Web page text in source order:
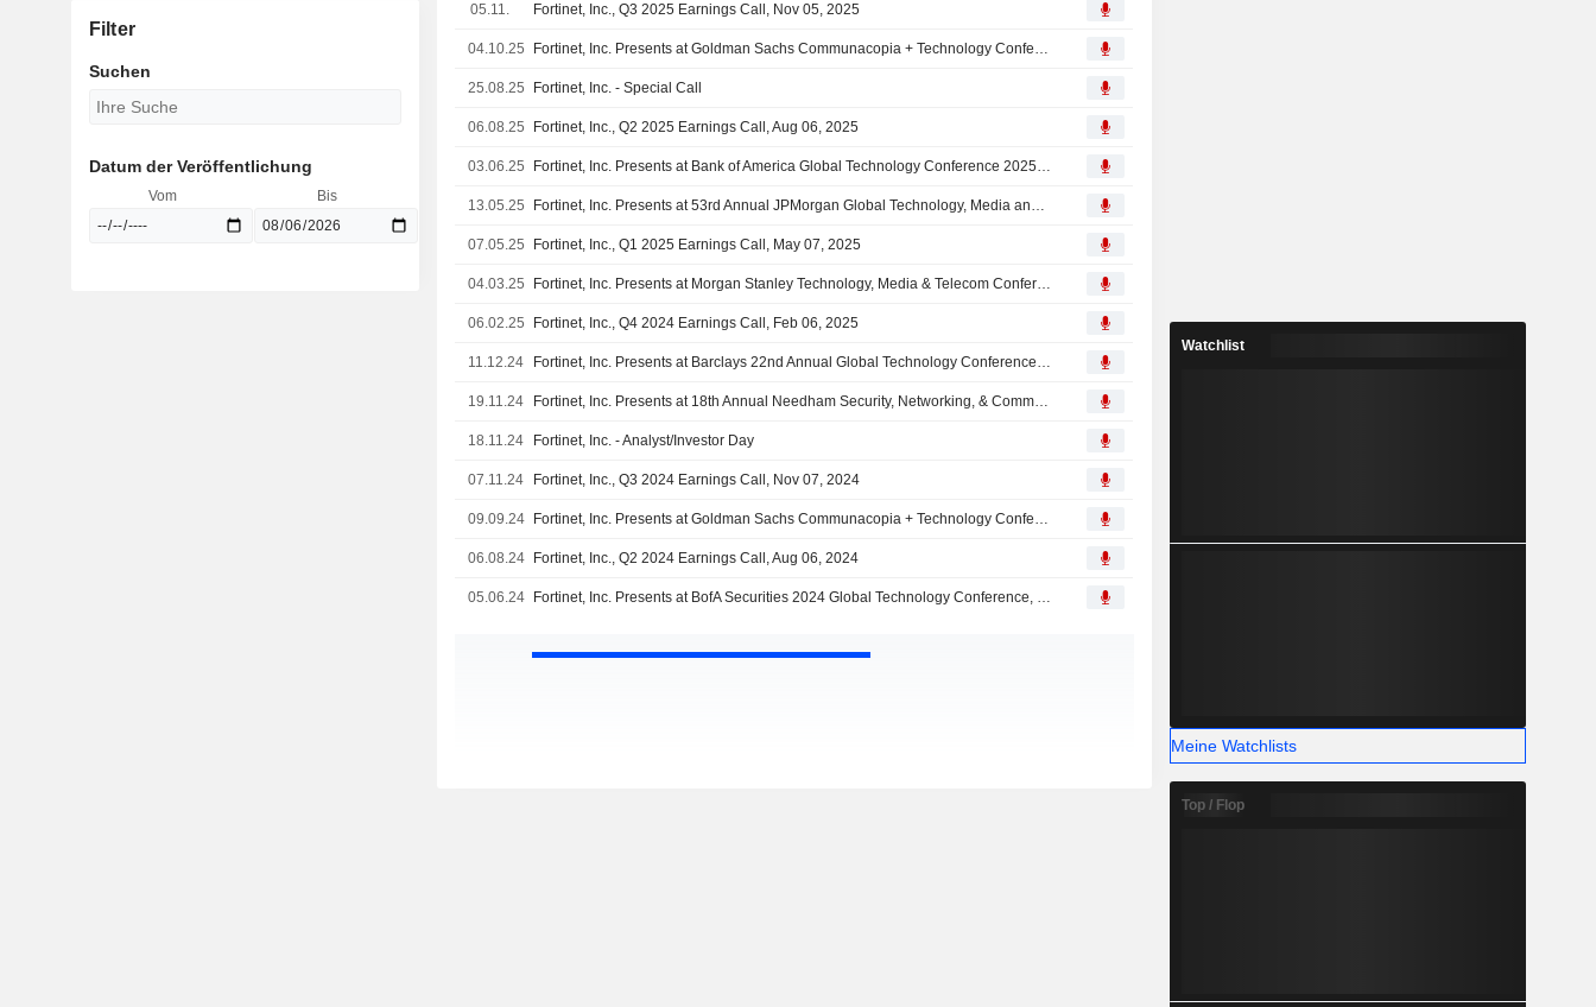
05.11. Fortinet, Inc., Q3 2025 Earnings Call, Nov 05, 2025
04.10.25 Fortinet, Inc. Presents at Goldman Sachs Communacopia + Technology Conference 2025, Sep-11-2025 09:29 AM
25.08.25 Fortinet, Inc. - Special Call
06.08.25 Fortinet, Inc., Q2 2025 Earnings Call, Aug 06, 2025
03.06.25 Fortinet, Inc. Presents at Bank of America Global Technology Conference 2025, Jun-03-2025 09:20 AM
13.05.25 Fortinet, Inc. Presents at 53rd Annual JPMorgan Global Technology, Media and Communications Conference, May-13-2025 02:30 PM
07.05.25 Fortinet, Inc., Q1 2025 Earnings Call, May 07, 2025
04.03.25 Fortinet, Inc. Presents at Morgan Stanley Technology, Media & Telecom Conference, Mar-04-2025 09:15 AM
06.02.25 Fortinet, Inc., Q4 2024 Earnings Call, Feb 06, 2025
11.12.24 Fortinet, Inc. Presents at Barclays 22nd Annual Global Technology Conference 2024, Dec-11-2024 01:55 PM
19.11.24 Fortinet, Inc. Presents at 18th Annual Needham Security, Networking, & Communications Conference, Nov-19-2024 09:30 AM
18.11.24 Fortinet, Inc. - Analyst/Investor Day
07.11.24 Fortinet, Inc., Q3 2024 Earnings Call, Nov 07, 2024
09.09.24 Fortinet, Inc. Presents at Goldman Sachs Communacopia + Technology Conference 2024, Sep-09-2024 09:30 AM
06.08.24 Fortinet, Inc., Q2 2024 Earnings Call, Aug 06, 2024
05.06.24 Fortinet, Inc. Presents at BofA Securities 2024 Global Technology Conference, Jun-05-2024 10:40 AM
Filter
Suchen
Datum der Veröffentlichung
Vom Bis
Watchlist
Meine Watchlists
Top / Flop